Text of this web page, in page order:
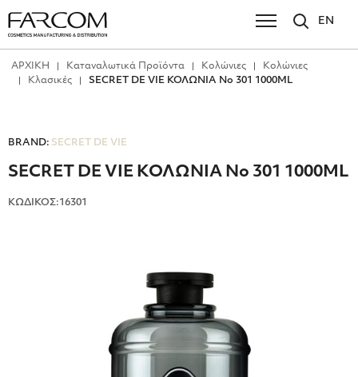
EN
ΑΡΧΙΚΗ Καταναλωτικά Προϊόντα Κολώνιες
Κολώνιες
Κλασικές
SECRET DE VIE ΚΟΛΩΝΙΑ No 301 1000ML
BRAND: SECRET DE VIE
SECRET DE VIE ΚΟΛΩΝΙΑ No 301 1000ML
ΚΩΔΙΚΟΣ:16301